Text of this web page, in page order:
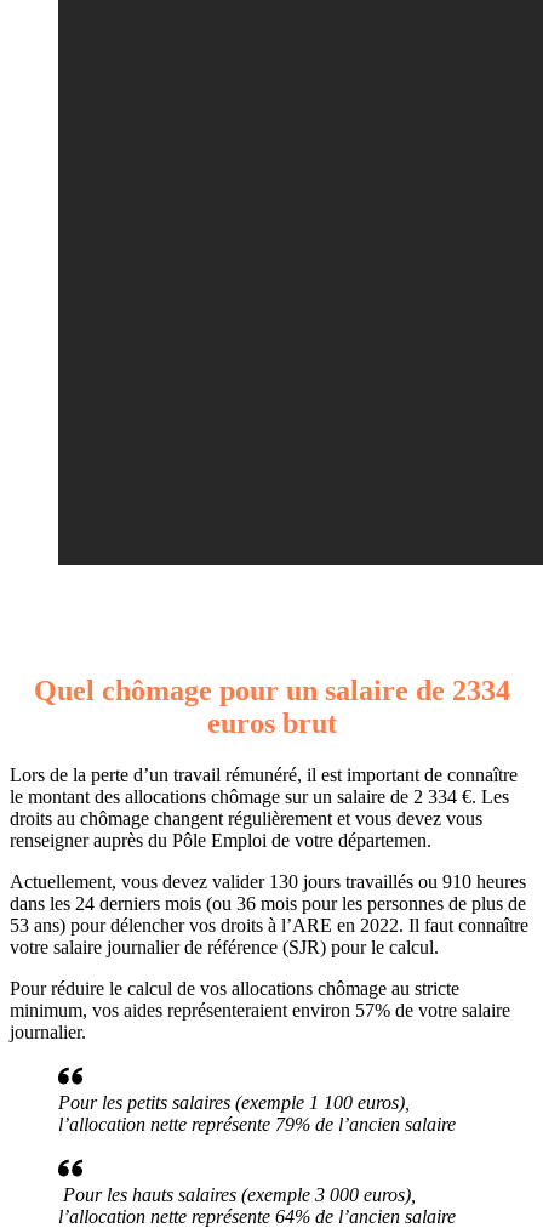
Quel chômage pour un salaire de 2334
euros brut
Lors de la perte d’un travail rémunéré, il est important de connaître
le montant des allocations chômage sur un salaire de 2 334 €. Les
droits au chômage changent régulièrement et vous devez vous
renseigner auprès du Pôle Emploi de votre départemen.
Actuellement, vous devez valider 130 jours travaillés ou 910 heures
dans les 24 derniers mois (ou 36 mois pour les personnes de plus de
53 ans) pour délencher vos droits à l’ARE en 2022. Il faut connaître
votre salaire journalier de référence (SJR) pour le calcul.
Pour réduire le calcul de vos allocations chômage au stricte
minimum, vos aides représenteraient environ 57% de votre salaire
journalier.
Pour les petits salaires (exemple 1 100 euros),
l’allocation nette représente 79% de l’ancien salaire
Pour les hauts salaires (exemple 3 000 euros),
l’allocation nette représente 64% de l’ancien salaire